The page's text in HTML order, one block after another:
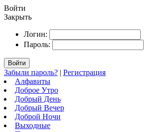
Войти
Закрыть
Логин:
Пароль:
Войти
Забыли пароль? | Регистрация
Алфавиты
Доброе Утро
Добрый День
Добрый Вечер
Доброй Ночи
Выходные